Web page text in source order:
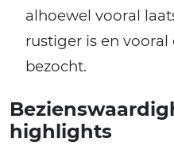
alhoewel vooral
rustiger is en
bezocht.
highlights